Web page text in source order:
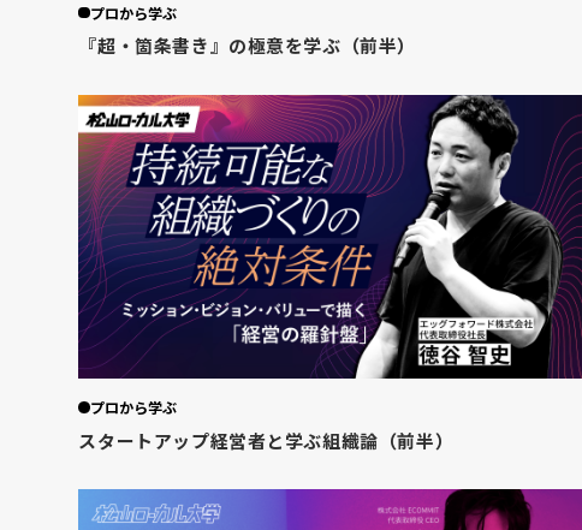
プロから学ぶ
『超・箇条書き』の極意を学ぶ（前半）
プロから学ぶ
スタートアップ経営者と学ぶ組織論（前半）